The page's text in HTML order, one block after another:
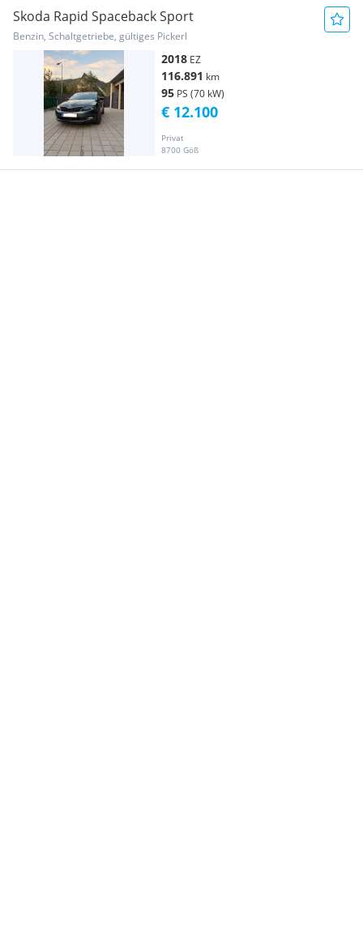
Skoda Rapid Spaceback Sport
Benzin, Schaltgetriebe, gültiges Pickerl
2018 EZ
116.891 km
95 PS (70 kW)
Privat
8700 Göß
€ 12.100